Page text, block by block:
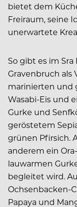
bietet dem
Freiraum, seine
unerwartete
So gibt es im
Gravenbruch als
marinierten und
Wasabi-Eis und
Gurke und
geröstetem
grünen Pfirsich.
anderem ein
lauwarmen
begleitet wird.
Ochsenbacken-
Papaya und